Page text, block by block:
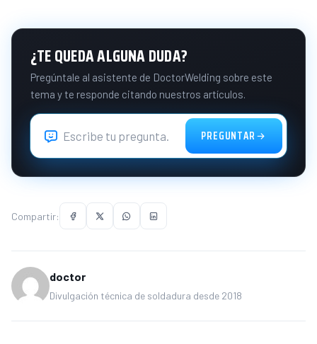
¿TE QUEDA ALGUNA DUDA?
Pregúntale al asistente de DoctorWelding sobre este
tema y te responde citando nuestros artículos.
PREGUNTAR
Compartir:
doctor
Divulgación técnica de soldadura desde 2018